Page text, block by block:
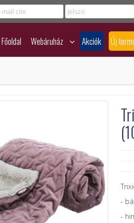
Főoldal Webáruház Akciók Új
-
-